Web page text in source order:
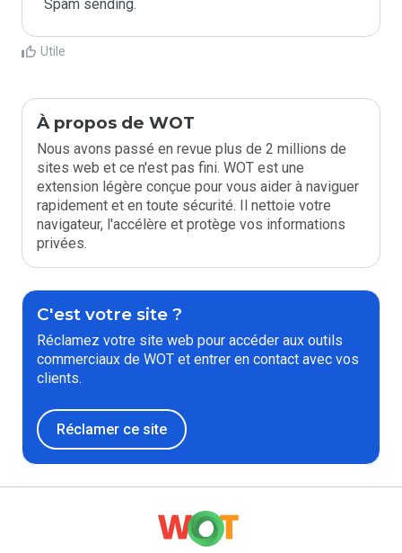
Spam sending.
Utile
À propos de WOT
Nous avons passé en revue plus de 2 millions de
sites web et ce n'est pas fini. WOT est une
extension légère conçue pour vous aider à naviguer
rapidement et en toute sécurité. Il nettoie votre
navigateur, l'accélère et protège vos informations
privées.
C'est votre site ?
Réclamez votre site web pour accéder aux outils
commerciaux de WOT et entrer en contact avec vos
clients.
Réclamer ce site